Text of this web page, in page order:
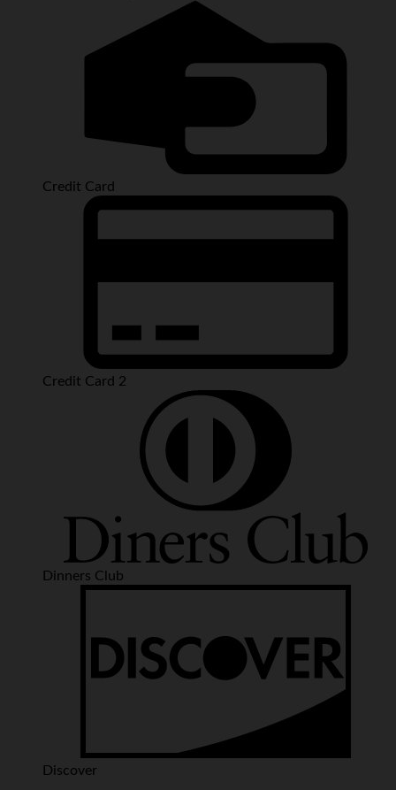
Credit Card
Credit Card 2
Dinners Club
Discover